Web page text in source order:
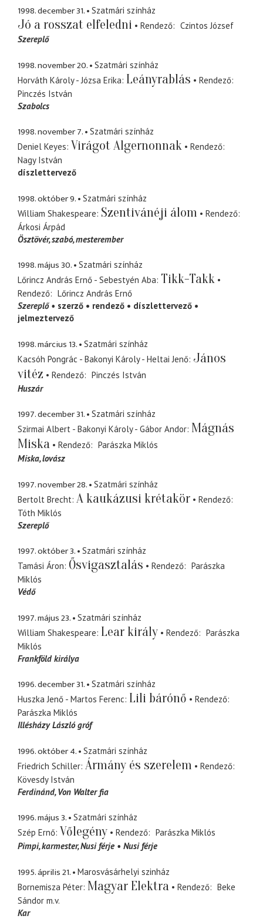
1998. december 31. Szatmári színház
Jó a rosszat elfeledni Rendező
Czintos József
Szereplő
1998. november 20.
Szatmári színház
Horváth Károly - Józsa Erika Leányrablás
Rendező
Pinczés István
Szabolcs
1998. november 7.
Szatmári színház
Deniel Keyes Virágot Algernonnak
Rendező
Nagy István
díszlettervező
1998. október 9.
Szatmári színház
William Shakespeare Szentivánéji álom
Rendező
Árkosi Árpád
Ösztövér szabó, mesterember
1998. május 30.
Szatmári színház
Lőrincz András Ernő - Sebestyén Aba Tikk-Takk
Rendező
Lőrincz András Ernő
Szereplő
szerző rendező
díszlettervező
jelmeztervező
1998. március 13.
Szatmári színház
Kacsóh Pongrác - Bakonyi Károly - Heltai Jenő János
vitéz
Rendező
Pinczés István
Huszár
1997. december 31.
Szatmári színház
Szirmai Albert - Bakonyi Károly - Gábor Andor Mágnás
Miska
Rendező
Parászka Miklós
Miska lovász
1997. november 28.
Szatmári színház
Bertolt Brecht A kaukázusi krétakör
Rendező
Tóth Miklós
Szereplő
1997. október 3.
Szatmári színház
Tamási Áron Ősvigasztalás Rendező
Parászka
Miklós
Védő
1997. május 23.
Szatmári színház
William Shakespeare Lear király Rendező
Parászka
Miklós
Frankföld királya
1996. december 31.
Szatmári színház
Huszka Jenő - Martos Ferenc Lili bárónő
Rendező
Parászka Miklós
Illésházy László gróf
1996. október 4.
Szatmári színház
Friedrich Schiller Ármány és szerelem
Rendező
Kövesdy István
Ferdinánd Von Walter fia
1996. május 3.
Szatmári színház
Szép Ernő Vőlegény Rendező
Parászka Miklós
Pimpi karmester, Nusi férje Nusi férje
1995. április 21.
Marosvásárhelyi szinház
Bornemisza Péter Magyar Elektra Rendező
Beke
Sándor m.v.
Kar